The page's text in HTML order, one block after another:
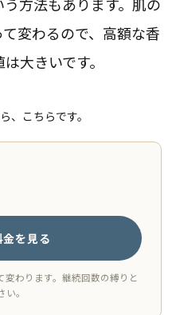
方法もあります。肌の
変わるので、高額な香
大きいです。
、こちらです。
を見る
わります。継続回数の縛りと
。